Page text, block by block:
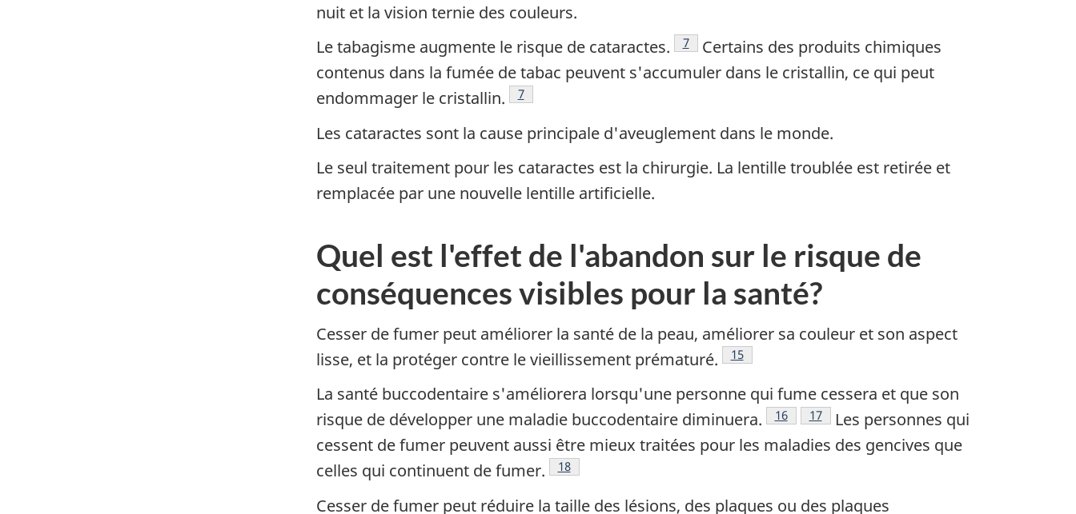
nuit et la vision ternie des couleurs.
Le tabagisme augmente le risque de cataractes.
Note de bas de page
7 Certains des produits chimiques
contenus dans la fumée de tabac peuvent s'accumuler dans le cristallin, ce qui peut
endommager le cristallin.
Note de bas de page
7
Les cataractes sont la cause principale d'aveuglement dans le monde.
Le seul traitement pour les cataractes est la chirurgie. La lentille troublée est retirée et
remplacée par une nouvelle lentille artificielle.
Quel est l'effet de l'abandon sur le risque de
conséquences visibles pour la santé?
Cesser de fumer peut améliorer la santé de la peau, améliorer sa couleur et son aspect
lisse, et la protéger contre le vieillissement prématuré.
Note de bas de page
15
La santé buccodentaire s'améliorera lorsqu'une personne qui fume cessera et que son
risque de développer une maladie buccodentaire diminuera.
Note de bas de page
16 Note de bas de page
17 Les personnes qui
cessent de fumer peuvent aussi être mieux traitées pour les maladies des gencives que
celles qui continuent de fumer.
Note de bas de page
18
Cesser de fumer peut réduire la taille des lésions, des plaques ou des plaques